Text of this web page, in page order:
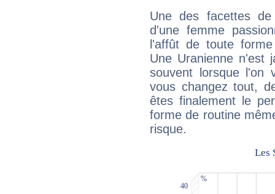
Une des facettes
d'une femme
l'affût de toute
Une Uranienne n'est
souvent lorsque l'on
vous changez tout,
êtes finalement le
forme de routine
risque.